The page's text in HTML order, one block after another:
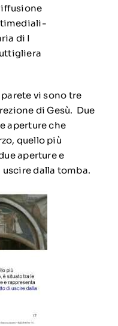
di I
vi sono tre
di Gesù. Due
aperture che
quello più
aperture e
uscire dalla tomba.